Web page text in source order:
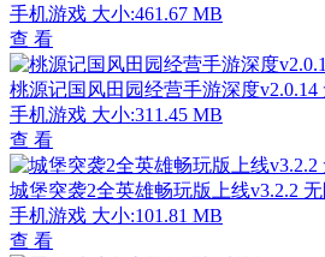
手机游戏 大小:461.67 MB
查 看
桃源记国风田园经营手游深度v2.0.14
手机游戏 大小:311.45 MB
查 看
城堡突袭2全英雄畅玩版上线v3.2.2
手机游戏 大小:101.81 MB
查 看